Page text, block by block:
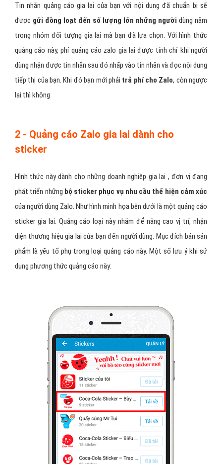
Tin nhắn quảng cáo gia lai của bạn với nội dung đã chuẩn bị sẽ
được gửi đồng loạt đến số lượng lớn những người dùng nằm
trong nhóm đối tượng gia lai mà bạn đã lựa chọn. Với hình thức
quảng cáo này, phí quảng cáo zalo gia lai được tính chỉ khi người
dùng nhận được tin nhắn sau đó nhấp vào tin nhắn và đọc nội dung
tiếp thị của bạn. Khi đó bạn mới phải trả phí cho Zalo, còn ngược
lại thì không
2 - Quảng cáo Zalo gia lai dành cho
sticker
Hình thức này dành cho những doanh nghiệp gia lai , đơn vị đang
phát triển những bộ sticker phục vụ nhu cầu thể hiện cảm xúc
của người dùng Zalo. Như hình minh họa bên dưới là một quảng cáo
sticker gia lai. Quảng cáo loại này nhằm để nâng cao vị trí, nhận
diện thương hiệu gia lai của bạn đến người dùng. Mục đích bán sản
phẩm là yếu tố phụ trong loại quảng cáo này. Một số lưu ý khi sử
dụng phương thức quảng cáo này: